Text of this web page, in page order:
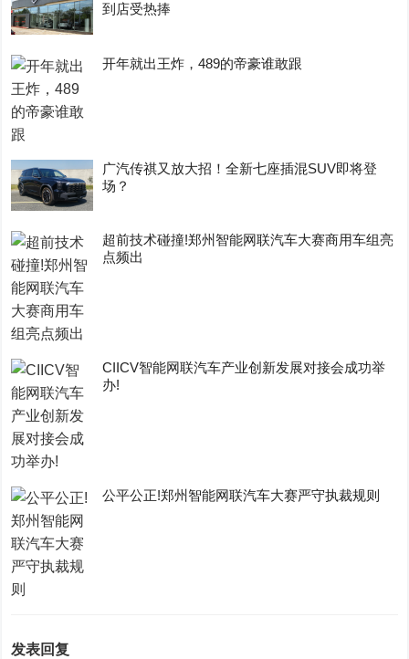
到店受热捧
开年就出王炸，489的帝豪谁敢跟
广汽传祺又放大招！全新七座插混SUV即将登
场？
超前技术碰撞!郑州智能网联汽车大赛商用车组亮
点频出
CIICV智能网联汽车产业创新发展对接会成功举
办!
公平公正!郑州智能网联汽车大赛严守执裁规则
发表回复